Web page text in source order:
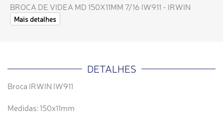
BROCA DE VIDEA MD 150X11MM 7/16 IW911 - IRWIN
Mais detalhes
DETALHES
Broca IRWIN IW911
Medidas: 150x11mm